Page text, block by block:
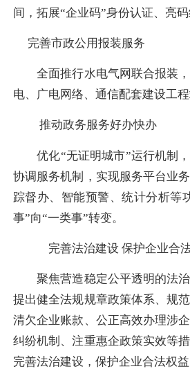
间，拓展“企业码”身份认证、亮码
完善市政公用报装服务
全面推行水电气网联合报装，
电、广电网络、通信配套建设工程
推动政务服务好办快办
优化“无证明城市”运行机制，
协调服务机制，实现服务平台业
踪督办、智能预警、统计分析等
事”向“一类事”转变。
完善法治建设 保护企业合
聚焦营造稳定公平透明的法治
提出健全法规规章政策体系、规
清欠企业账款、公正高效办理涉
纠纷机制、注重惠企政策实效等
完善法治建设，保护企业合法权益